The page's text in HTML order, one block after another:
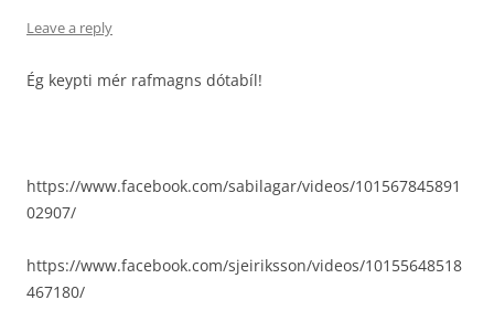
Leave a reply
Ég keypti mér rafmagns dótabíl!
https://www.facebook.com/sabilagar/videos/101567845891
02907/
https://www.facebook.com/sjeiriksson/videos/10155648518
467180/